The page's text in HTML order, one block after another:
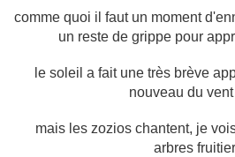
comme quoi il faut un moment
un reste de grippe pour
le soleil a fait une très brève
nouveau du
mais les zozios chantent, je
arbres